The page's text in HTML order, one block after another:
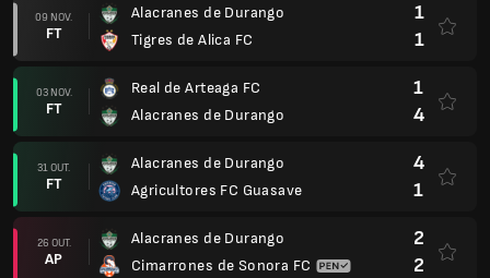
09 NOV.
FT
Alacranes de Durango
Tigres de Alica FC
1
1
03 NOV.
FT
Real de Arteaga FC
Alacranes de Durango
1
4
31 OUT.
FT
Alacranes de Durango
Agricultores FC Guasave
4
1
26 OUT.
AP
Alacranes de Durango
Cimarrones de Sonora FC
2
2